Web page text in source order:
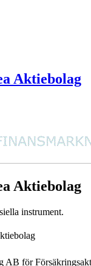
Aktiebolag
Aktiebolag
instrument.
AB för